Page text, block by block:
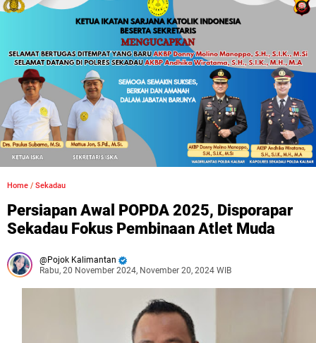
Home / Sekadau
Persiapan Awal POPDA 2025, Disporapar
Sekadau Fokus Pembinaan Atlet Muda
Pojok Kalimantan
Rabu, 20 November 2024, November 20, 2024 WIB